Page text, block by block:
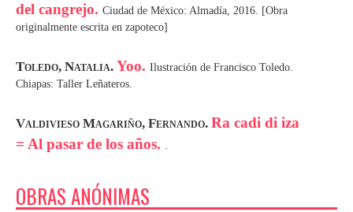
del cangrejo. Ciudad de México: Almadía, 2016. [Obra
originalmente escrita en zapoteco]
Toledo, Natalia. Yoo. Ilustración de Francisco Toledo.
Chiapas: Taller Leñateros.
Valdivieso Magariño, Fernando. Ra cadi di iza
= Al pasar de los años. .
OBRAS ANÓNIMAS